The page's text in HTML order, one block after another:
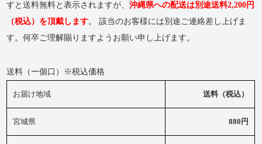
すと送料無料と表示されますが、沖縄県への配送は別途送料2,200円
（税込）を頂戴します。 該当のお客様には別途ご連絡差し上げま
す。何卒ご理解賜りますようお願い申し上げます。
送料（一個口）※税込価格
お届け地域 送料（税込）
宮城県 880円